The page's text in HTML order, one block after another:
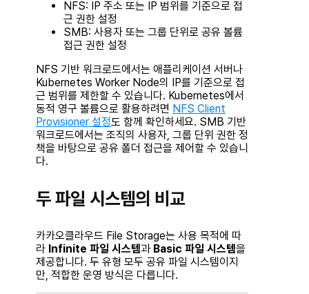
NFS: IP 주소 또는 IP 범위를 기준으로 접
근 권한 설정
SMB: 사용자 또는 그룹 단위로 공유 볼륨
접근 권한 설정
NFS 기반 워크로드에서는 애플리케이션 서버나
Kubernetes Worker Node의 IP를 기준으로 접
근 범위를 제한할 수 있습니다. Kubernetes에서
동적 영구 볼륨으로 활용하려면 NFS Client
Provisioner 설정도 함께 확인하세요. SMB 기반
워크로드에서는 조직의 사용자, 그룹 단위 권한 정
책을 바탕으로 공유 폴더 접근을 제어할 수 있습니
다.
두 파일 시스템의 비교
카카오클라우드 File Storage는 사용 목적에 따
라 Infinite 파일 시스템과 Basic 파일 시스템을
제공합니다. 두 유형 모두 공유 파일 시스템이지
만, 적합한 운영 방식은 다릅니다.